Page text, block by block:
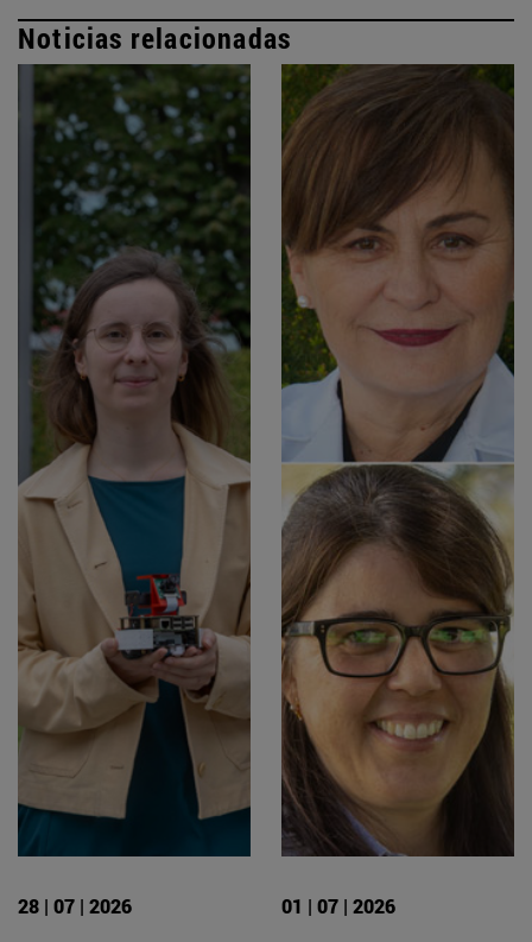
Noticias relacionadas
28 | 07 | 2026 01 | 07 | 2026